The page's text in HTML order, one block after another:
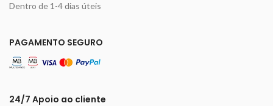
Dentro de 1-4 dias úteis
PAGAMENTO SEGURO
24/7 Apoio ao cliente